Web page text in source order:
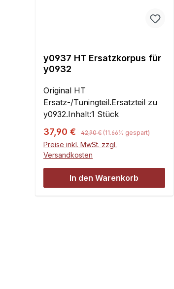
y0937 HT Ersatzkorpus für
y0932
Original HT
Ersatz-/Tuningteil.Ersatzteil zu
y0932.Inhalt:1 Stück
Verkaufspreis:
37,90 € Regulärer Preis:
42,90 € (11.66% gespart)
Preise inkl. MwSt. zzgl.
Versandkosten
In den Warenkorb